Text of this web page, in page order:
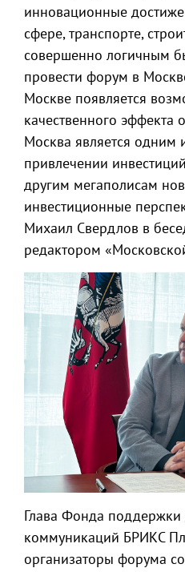
инновационные
сфере, транспорте,
совершенно логичным
провести форум в
Москве появляется
качественного эффекта
Москва является одним
привлечении
другим мегаполисам
инвестиционные
Михаил Свердлов в
редактором
Глава Фонда
коммуникаций БРИКС
организаторы форума